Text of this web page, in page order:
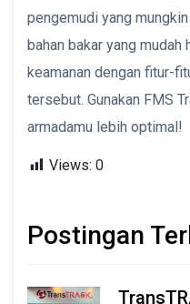
pengemudi yang
bahan bakar yang mudah
keamanan dengan fitur-
tersebut. Gunakan FMS
armadamu lebih optimal!
Views: 0
Postingan